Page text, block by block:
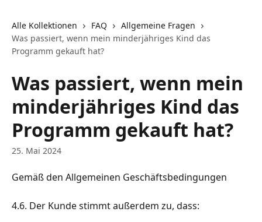
Alle Kollektionen FAQ
Allgemeine Fragen
Was passiert, wenn mein minderjähriges Kind das
Programm gekauft hat?
Was passiert, wenn mein
minderjähriges Kind das
Programm gekauft hat?
25. Mai 2024
Gemäß den Allgemeinen Geschäftsbedingungen
4.6. Der Kunde stimmt außerdem zu, dass: